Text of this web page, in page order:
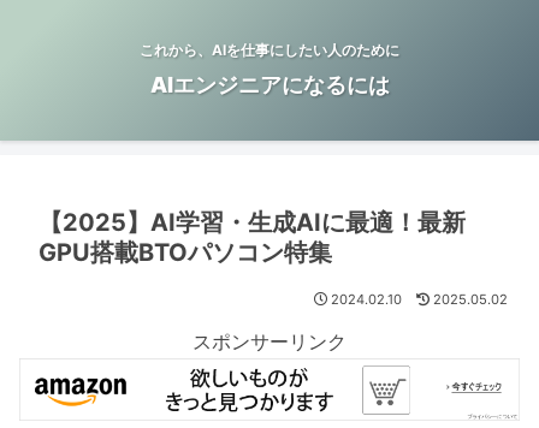
これから、AIを仕事にしたい人のために
AIエンジニアになるには
【2025】AI学習・生成AIに最適！最新
GPU搭載BTOパソコン特集
2024.02.10 2025.05.02
スポンサーリンク